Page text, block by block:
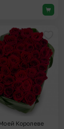
Королеве